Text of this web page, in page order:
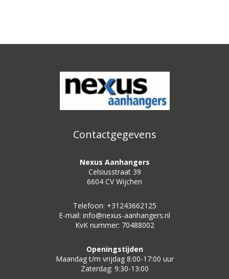
Contactgegevens
Nexus Aanhangers
Celsiusstraat 39
6604 CV Wijchen
Telefoon: +31243662125
E-mail: info@nexus-aanhangers.nl
KvK nummer: 70488002
Openingstijden
Maandag t/m vrijdag 8:00-17:00 uur
Zaterdag: 9:30-13:00